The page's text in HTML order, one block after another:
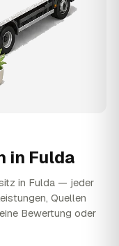
in Fulda
in Fulda — jeder
Quellen
Bewertung oder